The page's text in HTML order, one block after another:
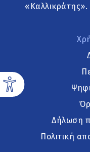
«Καλλικράτης».
Δήλωση
Πολιτική